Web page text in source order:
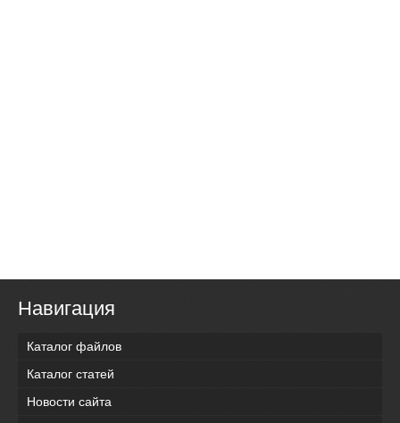
Навигация
Каталог файлов
Каталог статей
Новости сайта